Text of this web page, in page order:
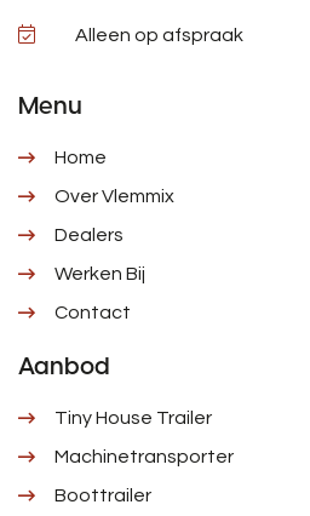
Alleen op afspraak
Menu
Home
Over Vlemmix
Dealers
Werken Bij
Contact
Aanbod
Tiny House Trailer
Machinetransporter
Boottrailer